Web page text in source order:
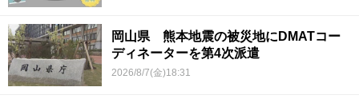
岡山県 熊本地震の被災地にDMATコー
ディネーターを第4次派遣
2026/8/7(金)18:31